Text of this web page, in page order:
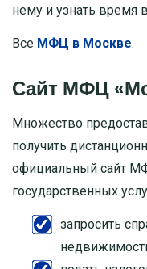
нему и узнать время
Все МФЦ в Москве.
Сайт МФЦ
Множество
получить
официальный сайт
государственных
запросить